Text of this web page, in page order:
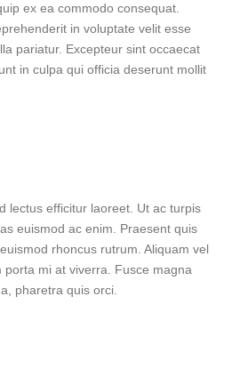
ex ea commodo consequat.
in voluptate velit esse
pariatur. Excepteur sint occaecat
in culpa qui officia deserunt mollit
lectus efficitur laoreet. Ut ac turpis
euismod ac enim. Praesent quis
rhoncus rutrum. Aliquam vel
mi at viverra. Fusce magna
pharetra quis orci.